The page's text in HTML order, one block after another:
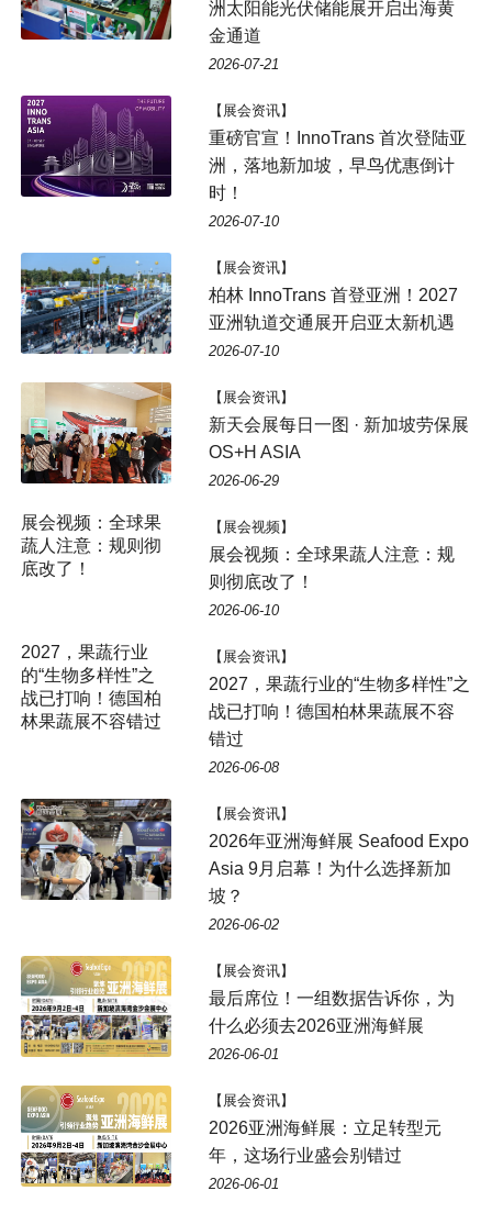
洲太阳能光伏储能展开启出海黄
金通道
2026-07-21
【展会资讯】
重磅官宣！InnoTrans 首次登陆亚
洲，落地新加坡，早鸟优惠倒计
时！
2026-07-10
【展会资讯】
柏林 InnoTrans 首登亚洲！2027
亚洲轨道交通展开启亚太新机遇
2026-07-10
【展会资讯】
新天会展每日一图 · 新加坡劳保展
OS+H ASIA
2026-06-29
展会视频：全球果
蔬人注意：规则彻
底改了！
【展会视频】
展会视频：全球果蔬人注意：规
则彻底改了！
2026-06-10
2027，果蔬行业
的“生物多样性”之
战已打响！德国柏
林果蔬展不容错过
【展会资讯】
2027，果蔬行业的“生物多样性”之
战已打响！德国柏林果蔬展不容
错过
2026-06-08
【展会资讯】
2026年亚洲海鲜展 Seafood Expo
Asia 9月启幕！为什么选择新加
坡？
2026-06-02
【展会资讯】
最后席位！一组数据告诉你，为
什么必须去2026亚洲海鲜展
2026-06-01
【展会资讯】
2026亚洲海鲜展：立足转型元
年，这场行业盛会别错过
2026-06-01